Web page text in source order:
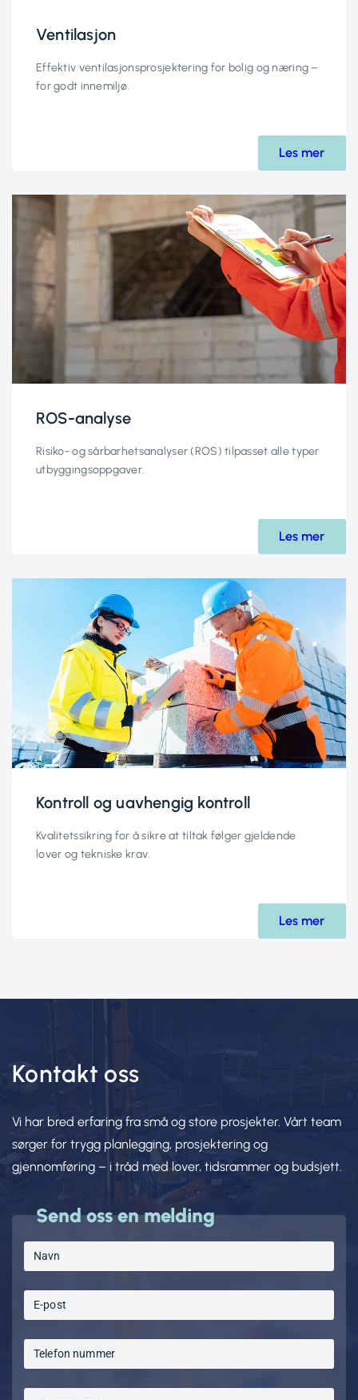
Ventilasjon
Effektiv ventilasjonsprosjektering for bolig og næring –
for godt innemiljø.
Les mer
ROS-analyse
Risiko- og sårbarhetsanalyser (ROS) tilpasset alle typer
utbyggingsoppgaver.
Les mer
Kontroll og uavhengig kontroll
Kvalitetssikring for å sikre at tiltak følger gjeldende
lover og tekniske krav.
Les mer
Kontakt oss
Vi har bred erfaring fra små og store prosjekter. Vårt team
sørger for trygg planlegging, prosjektering og
gjennomføring – i tråd med lover, tidsrammer og budsjett.
Send oss en melding